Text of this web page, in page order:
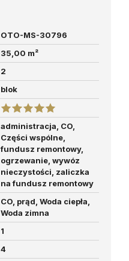
OTO-MS-30796
35,00 m²
2
blok
administracja, CO,
Części wspólne,
fundusz remontowy,
ogrzewanie, wywóz
nieczystości, zaliczka
na fundusz remontowy
CO, prąd, Woda ciepła,
Woda zimna
1
4